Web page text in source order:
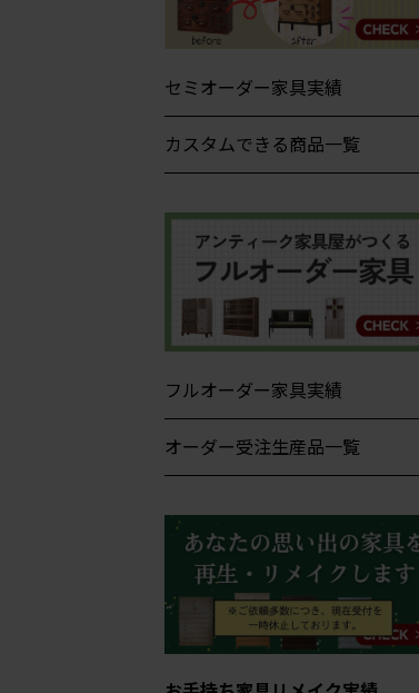
セミオーダー家具実績
カスタムできる商品一覧
フルオーダー家具実績
オーダー受注生産品一覧